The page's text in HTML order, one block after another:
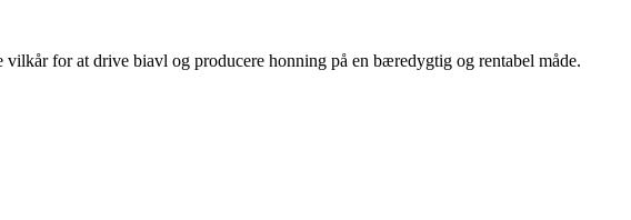
vilkår for at drive biavl og producere honning på en bæredygtig og rentabel måde.